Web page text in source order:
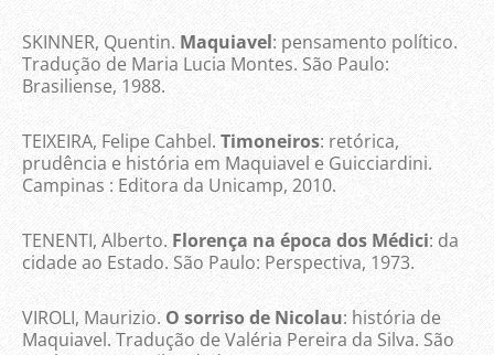
SKINNER, Quentin. Maquiavel: pensamento político.
Tradução de Maria Lucia Montes. São Paulo:
Brasiliense, 1988.
TEIXEIRA, Felipe Cahbel. Timoneiros: retórica,
prudência e história em Maquiavel e Guicciardini.
Campinas : Editora da Unicamp, 2010.
TENENTI, Alberto. Florença na época dos Médici: da
cidade ao Estado. São Paulo: Perspectiva, 1973.
VIROLI, Maurizio. O sorriso de Nicolau: história de
Maquiavel. Tradução de Valéria Pereira da Silva. São